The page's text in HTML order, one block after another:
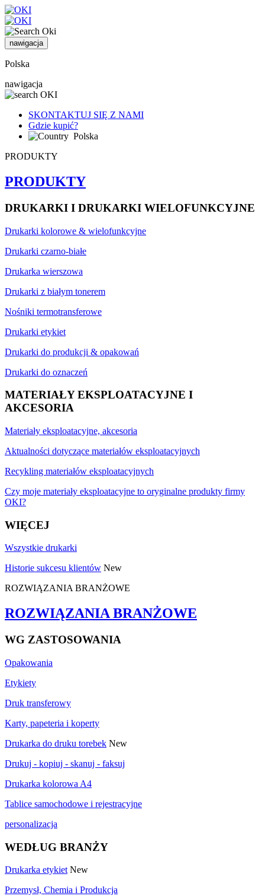
nawigacja
Polska
nawigacja
SKONTAKTUJ SIĘ Z NAMI
Gdzie kupić?
Polska
PRODUKTY
PRODUKTY
DRUKARKI I DRUKARKI WIELOFUNKCYJNE
Drukarki kolorowe & wielofunkcyjne
Drukarki czarno-białe
Drukarka wierszowa
Drukarki z białym tonerem
Nośniki termotransferowe
Drukarki etykiet
Drukarki do produkcji & opakowań
Drukarki do oznaczeń
MATERIAŁY EKSPLOATACYJNE I
AKCESORIA
Materiały eksploatacyjne, akcesoria
Aktualności dotyczące materiałów eksploatacyjnych
Recykling materiałów eksploatacyjnych
Czy moje materiały eksploatacyjne to oryginalne produkty firmy
OKI?
WIĘCEJ
Wszystkie drukarki
Historie sukcesu klientów New
ROZWIĄZANIA BRANŻOWE
ROZWIĄZANIA BRANŻOWE
WG ZASTOSOWANIA
Opakowania
Etykiety
Druk transferowy
Karty, papeteria i koperty
Drukarka do druku torebek New
Drukuj - kopiuj - skanuj - faksuj
Drukarka kolorowa A4
Tablice samochodowe i rejestracyjne
personalizacja
WEDŁUG BRANŻY
Drukarka etykiet New
Przemysł, Chemia i Produkcja